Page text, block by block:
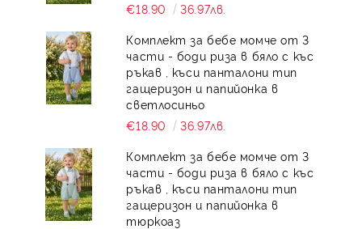
€18.90
36.97лв.
Комплект за бебе момче от 3
части - боди риза в бяло с къс
ръкав , къси панталони тип
гащеризон и папийонка в
светлосиньо
€18.90
36.97лв.
Комплект за бебе момче от 3
части - боди риза в бяло с къс
ръкав , къси панталони тип
гащеризон и папийонка в
тюркоаз